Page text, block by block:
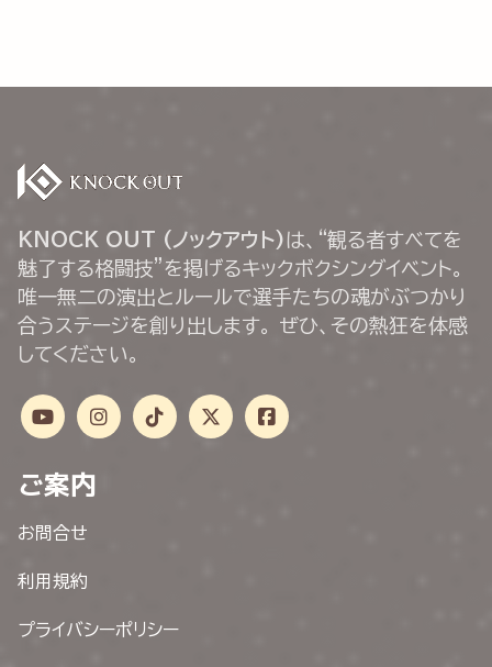
KNOCK OUT (ノックアウト) は、“観る者すべてを
魅了する格闘技”を掲げるキックボクシングイベント。
唯一無二の演出とルールで選手たちの魂がぶつかり
合うステージを創り出します。 ぜひ、その熱狂を体感
してください。
ご案内
お問合せ
利用規約
プライバシーポリシー